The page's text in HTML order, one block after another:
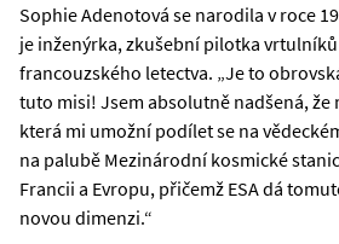
Sophie Adenotová se narodila v roce
je inženýrka, zkušební pilotka
francouzského letectva. „Je to
tuto misi! Jsem absolutně nadšená, že
která mi umožní podílet se na
na palubě Mezinárodní kosmické
Francii a Evropu, přičemž ESA dá
novou dimenzi.“